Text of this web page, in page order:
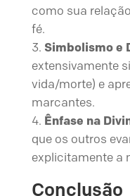
como sua
fé.
Simbolismo e
extensivamente
vida/morte) e
marcantes.
Ênfase na
que os outros
explicitamente a
Conclusão